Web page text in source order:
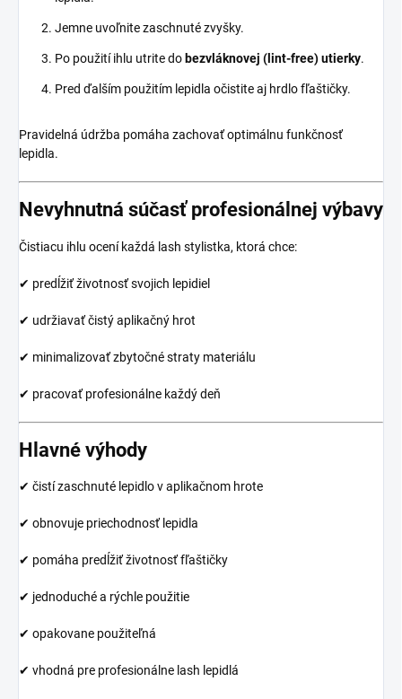
Jemne uvoľnite zaschnuté zvyšky.
Po použití ihlu utrite do bezvláknovej (lint-free) utierky.
Pred ďalším použitím lepidla očistite aj hrdlo fľaštičky.
Pravidelná údržba pomáha zachovať optimálnu funkčnosť
lepidla.
Nevyhnutná súčasť profesionálnej výbavy
Čistiacu ihlu ocení každá lash stylistka, ktorá chce:
✔ predĺžiť životnosť svojich lepidiel
✔ udržiavať čistý aplikačný hrot
✔ minimalizovať zbytočné straty materiálu
✔ pracovať profesionálne každý deň
Hlavné výhody
✔ čistí zaschnuté lepidlo v aplikačnom hrote
✔ obnovuje priechodnosť lepidla
✔ pomáha predĺžiť životnosť fľaštičky
✔ jednoduché a rýchle použitie
✔ opakovane použiteľná
✔ vhodná pre profesionálne lash lepidlá